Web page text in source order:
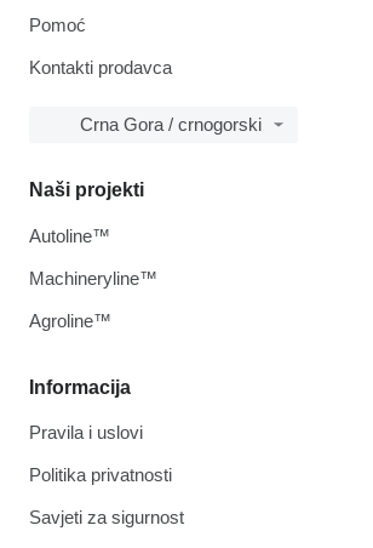
Pomoć
Kontakti prodavca
Crna Gora / crnogorski
Informacija
Pravila i uslovi
Politika privatnosti
Savjeti za sigurnost
Naši projekti
Autoline™
Machineryline™
Agroline™